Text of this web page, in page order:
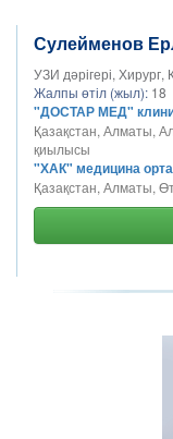
Сулейменов
УЗИ дәрігері,
Жалпы өтіл (жыл): 18
"ДОСТАР МЕД"
Қазақстан, Алматы,
қиылысы
"ХАК" медицина
Қазақстан, Алматы,